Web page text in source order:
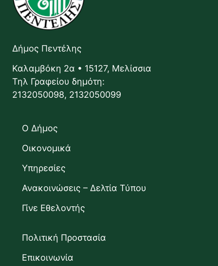
Δήμος Πεντέλης
Καλαμβόκη 2α • 15127, Μελίσσια
Τηλ Γραφείου δημότη:
2132050098, 2132050099
Ο Δήμος
Οικονομικά
Υπηρεσίες
Ανακοινώσεις – Δελτία Τύπου
Γίνε Εθελοντής
Πολιτική Προστασία
Επικοινωνία